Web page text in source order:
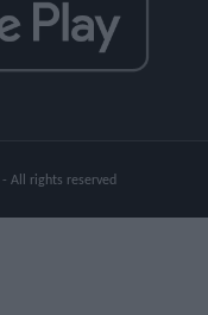
All rights reserved